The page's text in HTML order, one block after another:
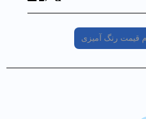
قیمت رنگ آمیزی